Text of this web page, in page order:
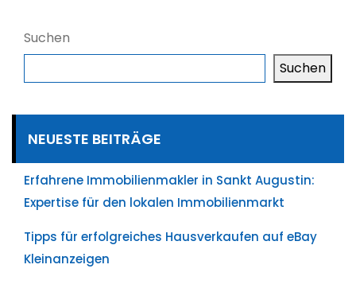
Suchen
Suchen
NEUESTE BEITRÄGE
Erfahrene Immobilienmakler in Sankt Augustin:
Expertise für den lokalen Immobilienmarkt
Tipps für erfolgreiches Hausverkaufen auf eBay
Kleinanzeigen